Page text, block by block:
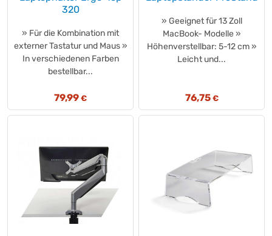
Soennecken (+26)
SONAX (+1)
(+5)
(+2)
Texas Instruments(+4)
TWEN(+13)
Value
value(+2)
Varta
Veloflex (+7)
320
» Für die Kombination mit
externer Tastatur und Maus »
In verschiedenen Farben
bestellbar...
79,99 €
» Geeignet für 13 Zoll
MacBook- Modelle »
Höhenverstellbar: 5-12 cm »
Leicht und...
76,75€